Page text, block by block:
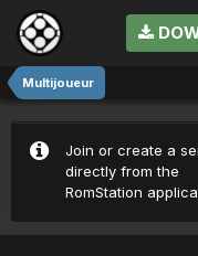
Multijoueur
Join or create a
directly from the
RomStation